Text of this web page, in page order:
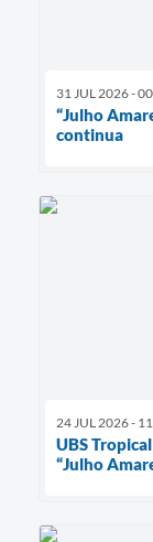
31 JUL 2026 -
“Julho
continua
24 JUL 2026 -
UBS
“Julho